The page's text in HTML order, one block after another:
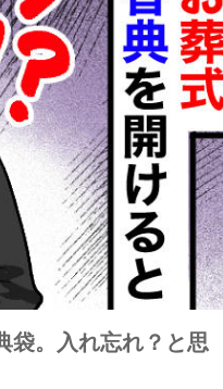
袋。入れ忘れ？と思